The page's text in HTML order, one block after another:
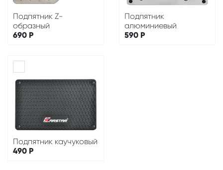
Подпятник Z-
образный
690 Р
Подпятник
алюминиевый
590 Р
Подпятник каучуковый
490 Р